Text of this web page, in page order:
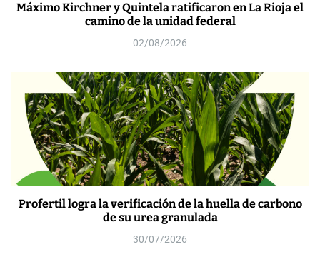
Máximo Kirchner y Quintela ratificaron en La Rioja el
camino de la unidad federal
02/08/2026
Profertil logra la verificación de la huella de carbono
de su urea granulada
30/07/2026